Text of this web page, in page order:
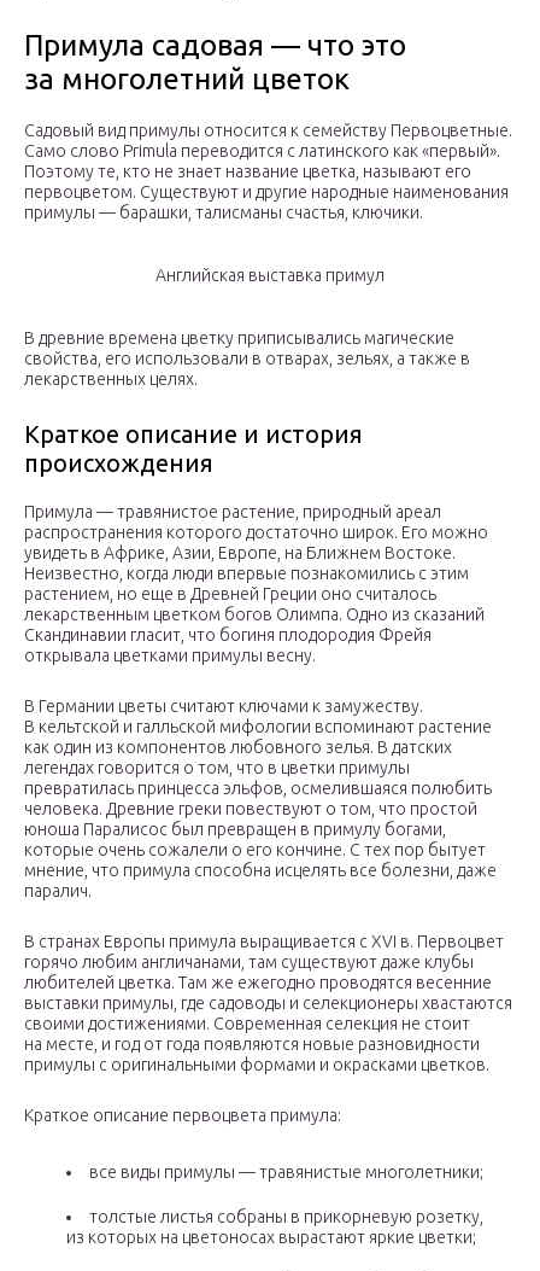
Примула садовая — что это
за многолетний цветок
Садовый вид примулы относится к семейству Первоцветные.
Само слово Primula переводится с латинского как «первый».
Поэтому те, кто не знает название цветка, называют его
первоцветом. Существуют и другие народные наименования
примулы — барашки, талисманы счастья, ключики.
Английская выставка примул
В древние времена цветку приписывались магические
свойства, его использовали в отварах, зельях, а также в
лекарственных целях.
Краткое описание и история
происхождения
Примула — травянистое растение, природный ареал
распространения которого достаточно широк. Его можно
увидеть в Африке, Азии, Европе, на Ближнем Востоке.
Неизвестно, когда люди впервые познакомились с этим
растением, но еще в Древней Греции оно считалось
лекарственным цветком богов Олимпа. Одно из сказаний
Скандинавии гласит, что богиня плодородия Фрейя
открывала цветками примулы весну.
В Германии цветы считают ключами к замужеству.
В кельтской и галльской мифологии вспоминают растение
как один из компонентов любовного зелья. В датских
легендах говорится о том, что в цветки примулы
превратилась принцесса эльфов, осмелившаяся полюбить
человека. Древние греки повествуют о том, что простой
юноша Паралисос был превращен в примулу богами,
которые очень сожалели о его кончине. С тех пор бытует
мнение, что примула способна исцелять все болезни, даже
паралич.
В странах Европы примула выращивается с XVI в. Первоцвет
горячо любим англичанами, там существуют даже клубы
любителей цветка. Там же ежегодно проводятся весенние
выставки примулы, где садоводы и селекционеры хвастаются
своими достижениями. Современная селекция не стоит
на месте, и год от года появляются новые разновидности
примулы с оригинальными формами и окрасками цветков.
Краткое описание первоцвета примула:
все виды примулы — травянистые многолетники;
толстые листья собраны в прикорневую розетку,
из которых на цветоносах вырастают яркие цветки;